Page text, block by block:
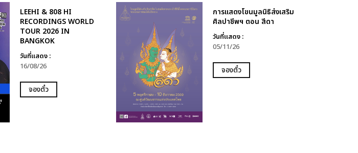
LEEHI & 808 HI
RECORDINGS WORLD
TOUR 2026 IN
BANGKOK
วันที่แสดง :
16/08/26
จองตั๋ว
การแสดงโขนมูลนิธิส่งเสริม
ศิลปาชีพฯ ตอน สีดา
วันที่แสดง :
05/11/26
จองตั๋ว